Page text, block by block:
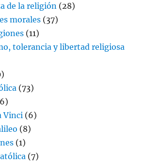
de la religión (28)
morales (37)
(11)
tolerancia y libertad religiosa
(73)
Vinci (6)
(8)
(1)
(7)